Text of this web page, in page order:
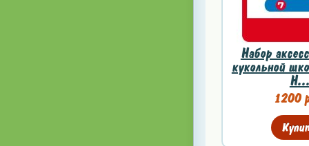
Набор
кукольной
H...
1200